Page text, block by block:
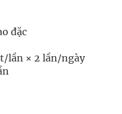
đặc
lần × 2 lần/ngày